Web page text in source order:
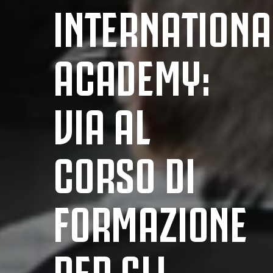
ACADEMY:
VIA AL
CORSO DI
FORMAZIONE